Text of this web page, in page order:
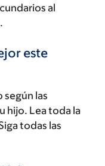
al
este
las
hijo. Lea toda la
todas las